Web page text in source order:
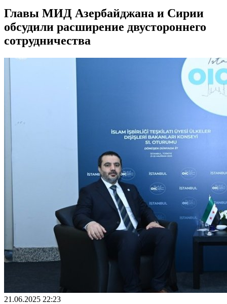
Главы МИД Азербайджана и Сирии
обсудили расширение двустороннего
сотрудничества
21.06.2025 22:23